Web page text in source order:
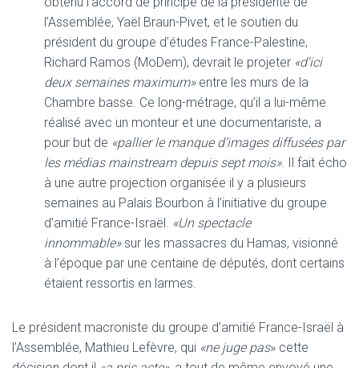
l’Assemblée, Yaël Braun-Pivet, et le soutien du
président du groupe d’études France-Palestine,
Richard Ramos (MoDem), devrait le projeter «d’ici
deux semaines maximum»entre les murs de la
Chambre basse. Ce long-métrage, qu’il a lui-même
réalisé avec un monteur et une documentariste, a
pour but de «pallier le manque d’images diffusées par
les médias mainstream depuis sept mois». Il fait écho
à une autre projection organisée il y a plusieurs
semaines au Palais Bourbon à l’initiative du groupe
d’amitié France-Israël. «Un spectacle
innommable»sur les massacres du Hamas, visionné
à l’époque par une centaine de députés, dont certains
étaient ressortis en larmes.
Le président macroniste du groupe d’amitié France-Israël à
l’Assemblée, Mathieu Lefèvre, qui «ne juge pas» cette